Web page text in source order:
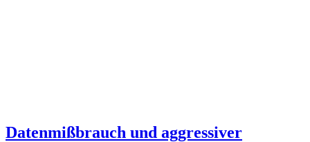
Datenmißbrauch und aggressiver